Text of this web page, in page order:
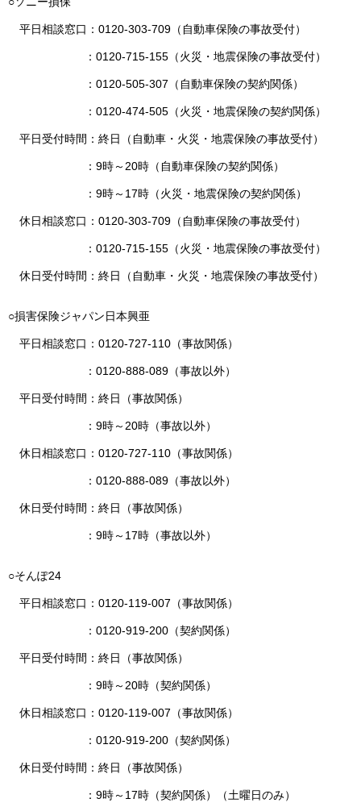
平日相談窓口：0120-303-709（自動車保険の事故受付）
：0120-715-155（火災・地震保険の事故受付）
：0120-505-307（自動車保険の契約関係）
：0120-474-505（火災・地震保険の契約関係）
平日受付時間：終日（自動車・火災・地震保険の事故受付）
：9時～20時（自動車保険の契約関係）
：9時～17時（火災・地震保険の契約関係）
休日相談窓口：0120-303-709（自動車保険の事故受付）
：0120-715-155（火災・地震保険の事故受付）
休日受付時間：終日（自動車・火災・地震保険の事故受付）
○損害保険ジャパン日本興亜
平日相談窓口：0120-727-110（事故関係）
：0120-888-089（事故以外）
平日受付時間：終日（事故関係）
：9時～20時（事故以外）
休日相談窓口：0120-727-110（事故関係）
：0120-888-089（事故以外）
休日受付時間：終日（事故関係）
：9時～17時（事故以外）
○そんぽ24
平日相談窓口：0120-119-007（事故関係）
：0120-919-200（契約関係）
平日受付時間：終日（事故関係）
：9時～20時（契約関係）
休日相談窓口：0120-119-007（事故関係）
：0120-919-200（契約関係）
休日受付時間：終日（事故関係）
：9時～17時（契約関係）（土曜日のみ）